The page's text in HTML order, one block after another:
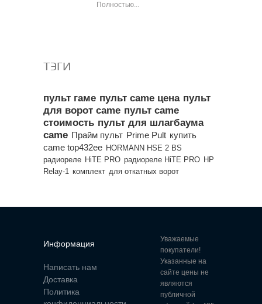
Полностью...
ТЭГИ
пульт гаме пульт came цена пульт
для ворот came пульт came
стоимость пульт для шлагбаума
came Прайм пульт Prime Pult купить
came top432ee HORMANN HSE 2 BS
радиореле HiTE PRO радиореле HiTE PRO HP
Relay-1 комплект для откатных ворот
Информация
Написать нам
Доставка
Политика
Уважаемые
покупатели!
Указанные на
сайте цены не
являются
публичной